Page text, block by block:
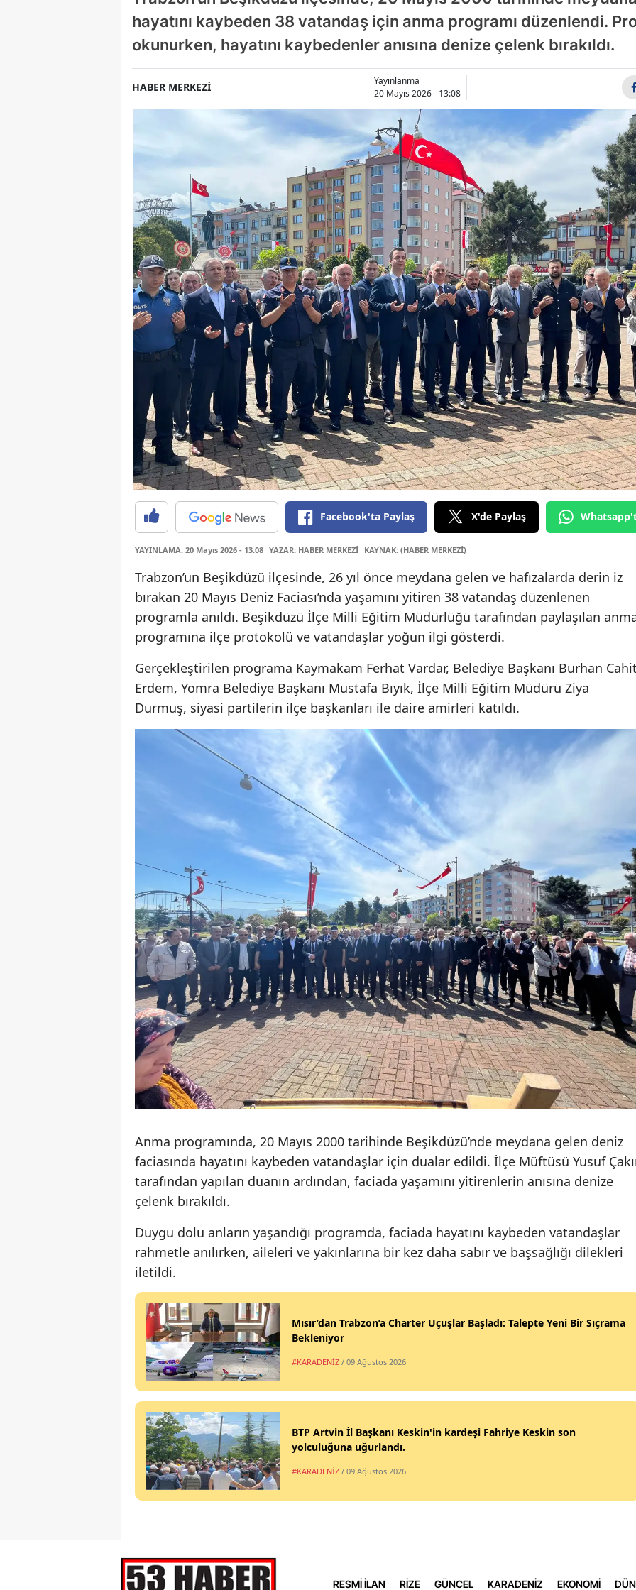
Bilecik
Bingöl
Bitlis
Burdur
Bursa
Çankırı
Çorum
Denizli
Edirne
Elazığ
Erzincan
Erzurum
Eskişehir
Giresun
Isparta
Kars
Kırklareli
Kırşehir
Kocaeli
Konya
Kütahya
Malatya
Manisa
Mardin
Muğla
Nevşehir
Niğde
Rize
Samsun
Siirt
Tunceli
Van
hayatını kaybeden 38 vatandaş için anma programı düzenlendi.
okunurken, hayatını kaybedenler anısına denize çelenk bırakıldı.
HABER MERKEZİ
Yayınlanma
20 Mayıs 2026 - 13:08
Facebook'ta Paylaş X'de Paylaş
YAYINLAMA: 20 Mayıs 2026 - 13.08 YAZAR: HABER MERKEZİ KAYNAK: (HABER MERKEZİ)
Trabzon’un Beşikdüzü ilçesinde, 26 yıl önce meydana gelen ve hafızalarda derin iz
bırakan 20 Mayıs Deniz Faciası’nda yaşamını yitiren 38 vatandaş düzenlenen
programla anıldı. Beşikdüzü İlçe Milli Eğitim Müdürlüğü tarafından paylaşılan
programına ilçe protokolü ve vatandaşlar yoğun ilgi gösterdi.
Gerçekleştirilen programa Kaymakam Ferhat Vardar, Belediye Başkanı Burhan Cahit
Erdem, Yomra Belediye Başkanı Mustafa Bıyık, İlçe Milli Eğitim Müdürü Ziya
Durmuş, siyasi partilerin ilçe başkanları ile daire amirleri katıldı.
Anma programında, 20 Mayıs 2000 tarihinde Beşikdüzü’nde meydana gelen deniz
faciasında hayatını kaybeden vatandaşlar için dualar edildi. İlçe Müftüsü Yusuf
tarafından yapılan duanın ardından, faciada yaşamını yitirenlerin anısına denize
çelenk bırakıldı.
Duygu dolu anların yaşandığı programda, faciada hayatını kaybeden vatandaşlar
rahmetle anılırken, aileleri ve yakınlarına bir kez daha sabır ve başsağlığı dilekleri
iletildi.
Mısır’dan Trabzon’a Charter Uçuşlar Başladı: Talepte Yeni Bir Sıçrama
Bekleniyor
#KARADENİZ / 09 Ağustos 2026
BTP Artvin İl Başkanı Keskin'in kardeşi Fahriye Keskin son
yolculuğuna uğurlandı.
#KARADENİZ / 09 Ağustos 2026
RESMİ İLAN RİZE GÜNCEL KARADENİZ EKONOMİ